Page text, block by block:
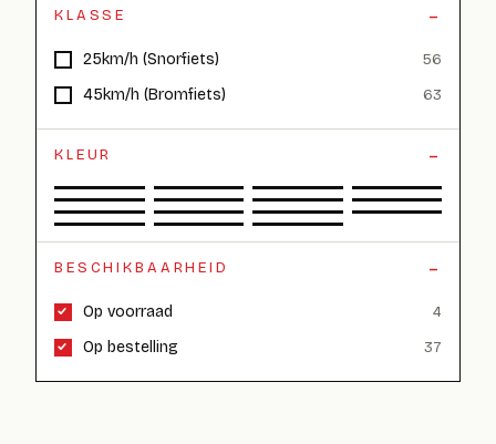
KLASSE
25km/h (Snorfiets) 56
45km/h (Bromfiets) 63
KLEUR
BESCHIKBAARHEID
Op voorraad 4
Op bestelling 37